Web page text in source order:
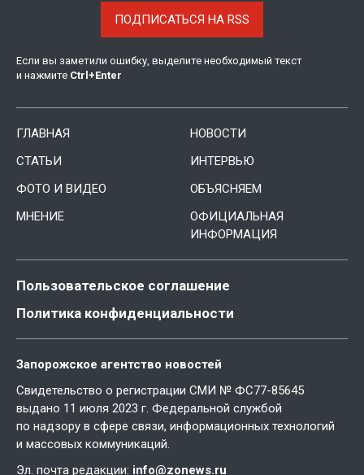
ПОДПИСАТЬСЯ НА RSS
Если вы заметили ошибку, выделите необходимый текст
и нажмите Ctrl +Enter
ГЛАВНАЯ
НОВОСТИ
СТАТЬИ
ИНТЕРВЬЮ
ФОТО И ВИДЕО
ОБЪЯСНЯЕМ
МНЕНИЕ
ОФИЦИАЛЬНАЯ
ИНФОРМАЦИЯ
Пользовательское соглашение
Политика конфиденциальности
Запорожское агентство новостей
Свидетельство о регистрации СМИ № ФС77-85645
выдано 11 июля 2023 г. Федеральной службой
по надзору в сфере связи, информационных технологий
и массовых коммуникаций.
Эл. почта редакции: info@zonews.ru